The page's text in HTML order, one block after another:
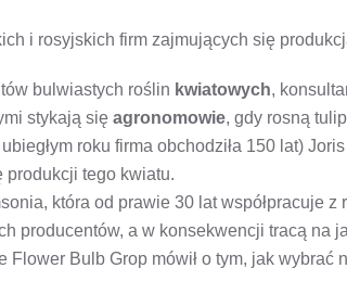
i rosyjskich firm zajmujących się
bulwiastych roślin kwiatowych,
stykają się agronomowie, gdy rosną
roku firma obchodziła 150 lat)
tego kwiatu.
która od prawie 30 lat współpracuje
producentów, a w konsekwencji tracą na
Flower Bulb Grop mówił o tym, jak